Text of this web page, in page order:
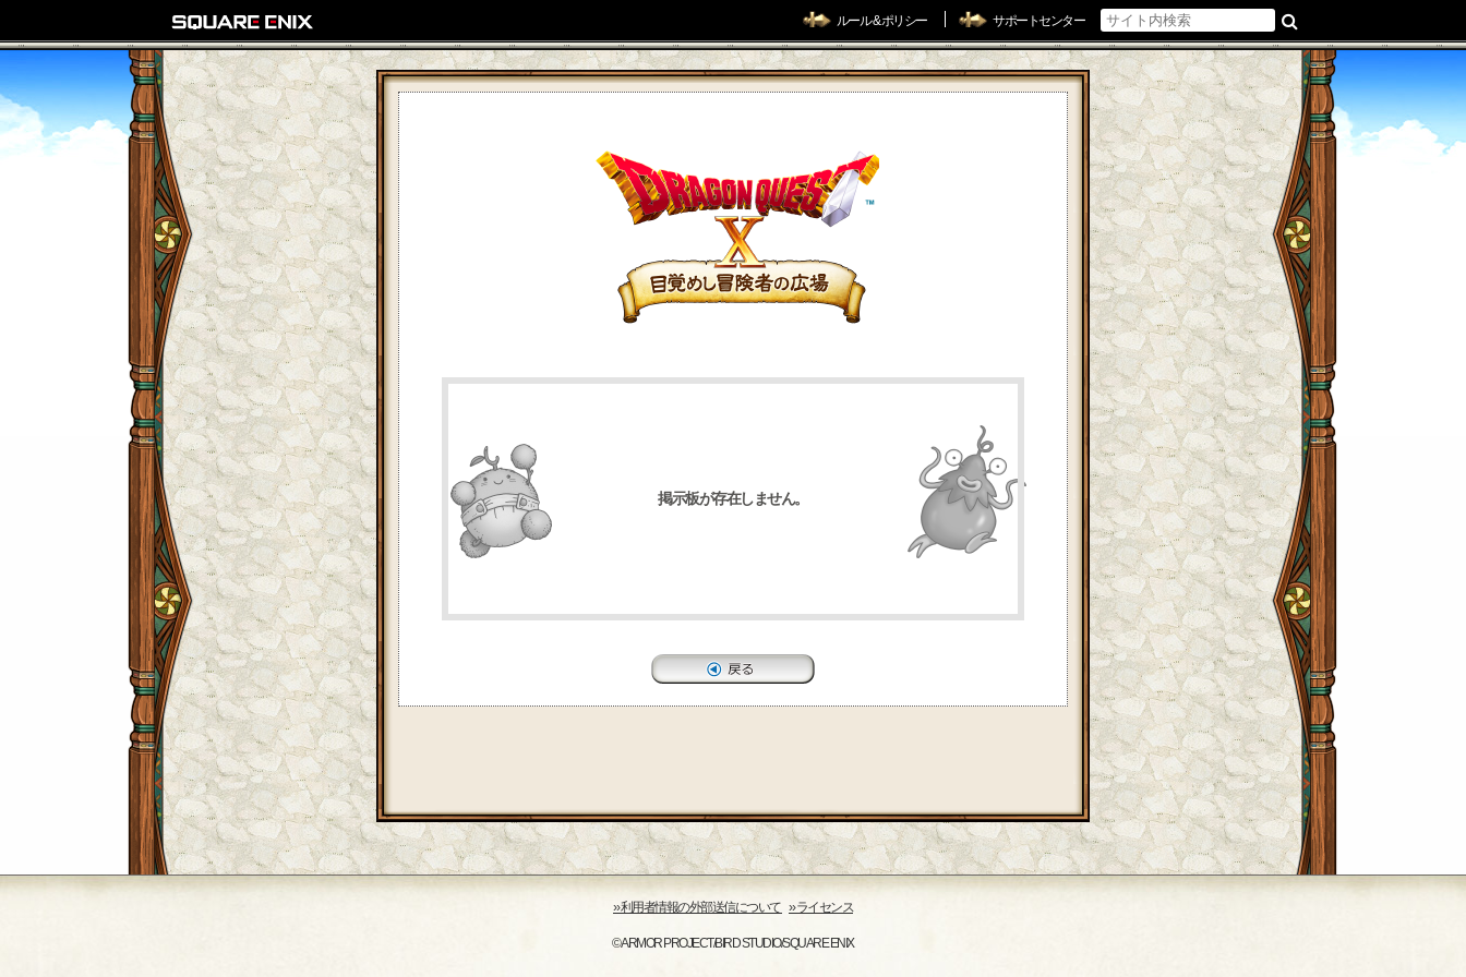
ルール & ポリシー サポートセンター
掲示板が存在しません。
›› 利用者情報の外部送信について ›› ライセンス
© ARMOR PROJECT/BIRD STUDIO/SQUARE ENIX